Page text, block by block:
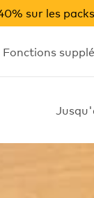
sur les
Fonctions